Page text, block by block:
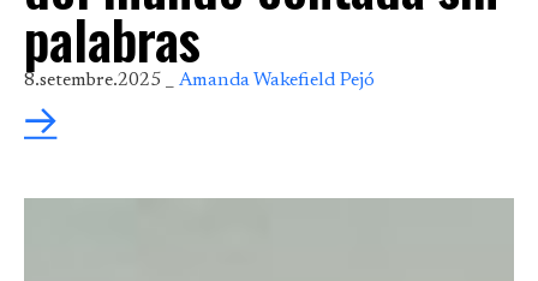
palabras
8.setembre.2025 _ Amanda Wakefield Pejó